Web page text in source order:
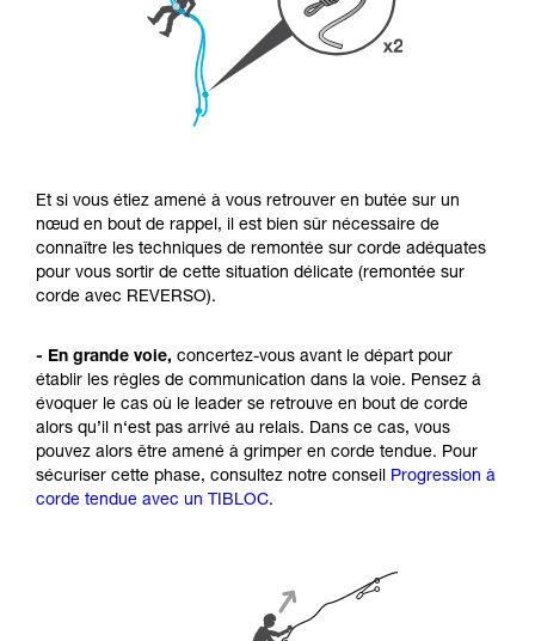
Et si vous étiez amené à vous retrouver en butée sur un
nœud en bout de rappel, il est bien sûr nécessaire de
connaître les techniques de remontée sur corde adéquates
pour vous sortir de cette situation délicate (remontée sur
corde avec REVERSO).
- En grande voie, concertez-vous avant le départ pour
établir les règles de communication dans la voie. Pensez à
évoquer le cas où le leader se retrouve en bout de corde
alors qu’il n‘est pas arrivé au relais. Dans ce cas, vous
pouvez alors être amené à grimper en corde tendue. Pour
sécuriser cette phase, consultez notre conseil Progression à
corde tendue avec un TIBLOC.